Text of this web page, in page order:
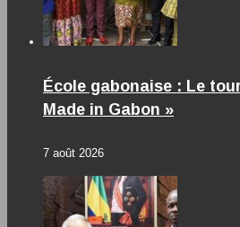
École gabonaise : Le
Made in Gabon »
7 août 2026